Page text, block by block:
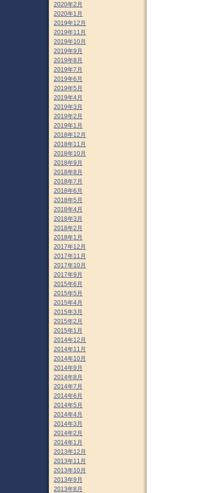
2020年2月
2020年1月
2019年12月
2019年11月
2019年10月
2019年9月
2019年8月
2019年7月
2019年6月
2019年5月
2019年4月
2019年3月
2019年2月
2019年1月
2018年12月
2018年11月
2018年10月
2018年9月
2018年8月
2018年7月
2018年6月
2018年5月
2018年4月
2018年3月
2018年2月
2018年1月
2017年12月
2017年11月
2017年10月
2017年9月
2015年6月
2015年5月
2015年4月
2015年3月
2015年2月
2015年1月
2014年12月
2014年11月
2014年10月
2014年9月
2014年8月
2014年7月
2014年6月
2014年5月
2014年4月
2014年3月
2014年2月
2014年1月
2013年12月
2013年11月
2013年10月
2013年9月
2013年8月